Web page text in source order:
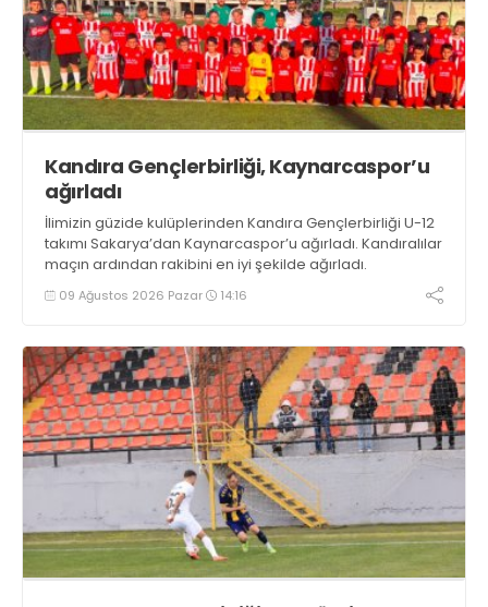
Kandıra Gençlerbirliği, Kaynarcaspor’u
ağırladı
İlimizin güzide kulüplerinden Kandıra Gençlerbirliği U-12
takımı Sakarya’dan Kaynarcaspor’u ağırladı. Kandıralılar
maçın ardından rakibini en iyi şekilde ağırladı.
09 Ağustos 2026 Pazar 14:16